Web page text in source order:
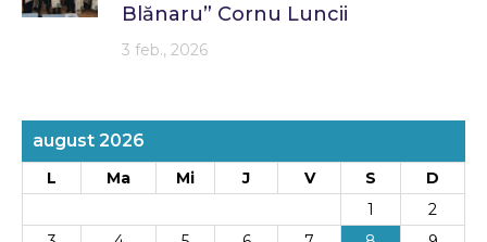
Blănaru” Cornu Luncii
3 feb., 2026
august 2026
L Ma Mi J V S
D
1
2